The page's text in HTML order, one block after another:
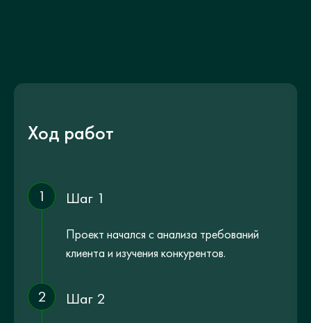
Ход работ
1 Шаг 1
Проект начался с анализа требований
клиента и изучения конкурентов.
2 Шаг 2